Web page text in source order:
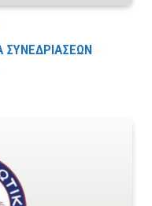
ΣΥΝΕΔΡΙΑΣΕΩΝ